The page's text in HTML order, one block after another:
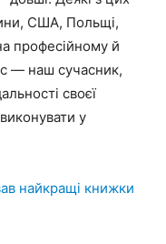
США, Польщі,
професійному й
— наш сучасник,
своєї
у
найкращі книжки